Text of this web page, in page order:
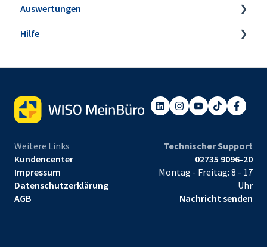
Banking & Kasse
Kasse POS
Mahnwesen
Auswertungen
Steuer-Auswertungen
Tabellen-Auswertungen
Hilfe
Weitere Links
Kundencenter
Impressum
Datenschutzerklärung
AGB
Technischer Support
02735 9096-20
Montag - Freitag: 8 - 17
Uhr
Nachricht senden